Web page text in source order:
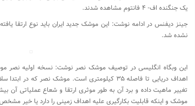
یک جنگنده اف- ۴ فانتوم مشاهده شدند.
نشده شد.
این وبگاه انگلیسی در توصیف موشک نصر نوشت: نسخه اولیه نصر
اهداف دریایی تا فاصله ۳۵ کیلومتری است. موشک
تغییر ماهیت داده و برد آن به طور موثری ارتقا و شعاع عملیاتی آن
موشک و اینکه قابلیت بکارگیری علیه اهداف زمینی را دارد یا خیر